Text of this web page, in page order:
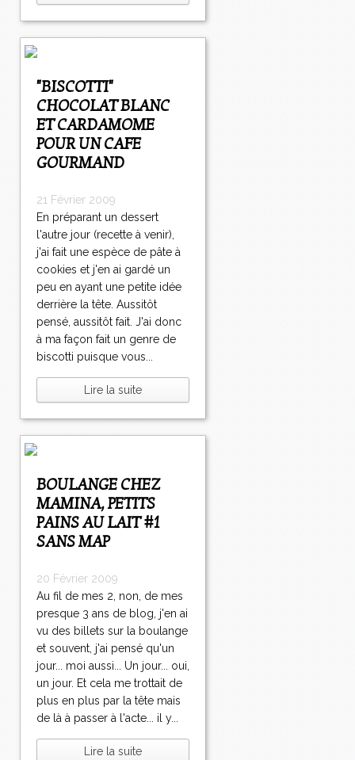
"BISCOTTI"
CHOCOLAT BLANC
ET CARDAMOME
POUR UN CAFE
GOURMAND
21 Février 2009
En préparant un dessert
l'autre jour (recette à venir),
j'ai fait une espèce de pâte à
cookies et j'en ai gardé un
peu en ayant une petite idée
derrière la tête. Aussitôt
pensé, aussitôt fait. J'ai donc
à ma façon fait un genre de
biscotti puisque vous...
Lire la suite
BOULANGE CHEZ
MAMINA, PETITS
PAINS AU LAIT #1
SANS MAP
20 Février 2009
Au fil de mes 2, non, de mes
presque 3 ans de blog, j'en ai
vu des billets sur la boulange
et souvent, j'ai pensé qu'un
jour... moi aussi... Un jour... oui,
un jour. Et cela me trottait de
plus en plus par la tête mais
de là à passer à l'acte... il y...
Lire la suite